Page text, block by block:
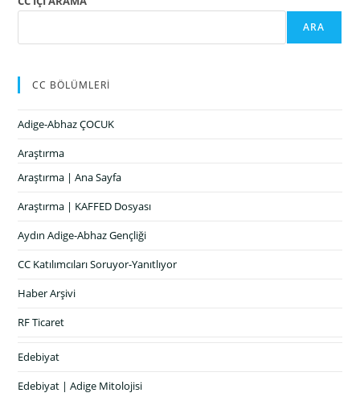
ARA
CC BÖLÜMLERİ
Adige-Abhaz ÇOCUK
Araştırma
Araştırma | Ana Sayfa
Araştırma | KAFFED Dosyası
Aydın Adige-Abhaz Gençliği
CC Katılımcıları Soruyor-Yanıtlıyor
Haber Arşivi
RF Ticaret
Edebiyat
Edebiyat | Adige Mitolojisi